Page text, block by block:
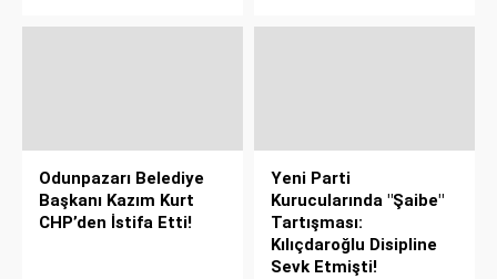
Odunpazarı Belediye
Başkanı Kazım Kurt
CHP’den İstifa Etti!
Yeni Parti
Kurucularında "Şaibe"
Tartışması:
Kılıçdaroğlu Disipline
Sevk Etmişti!